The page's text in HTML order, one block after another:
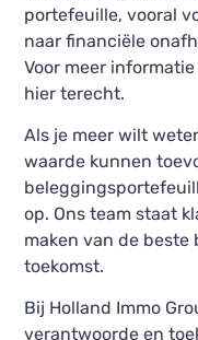
portefeuille, vooral
naar financiële
Voor meer
hier terecht.
Als je meer wilt
waarde kunnen
op. Ons team staat
maken van de beste
toekomst.
Bij Holland Immo
verantwoorde en